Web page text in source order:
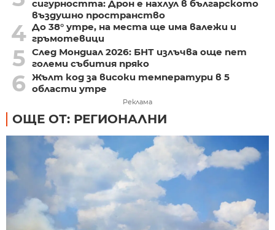
сигурността: Дрон е нахлул в българското
въздушно пространство
4 До 38° утре, на места ще има валежи и
гръмотевици
5 След Мондиал 2026: БНТ излъчва още пет
големи събития пряко
6 Жълт код за високи температури в 5
области утре
Реклама
ОЩЕ ОТ: РЕГИОНАЛНИ